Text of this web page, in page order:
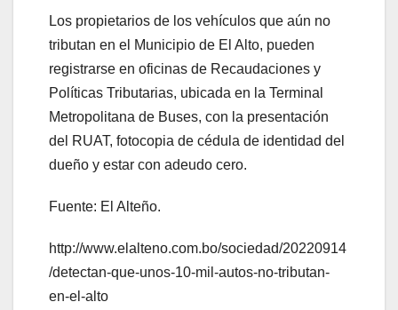
Los propietarios de los vehículos que aún no
tributan en el Municipio de El Alto, pueden
registrarse en oficinas de Recaudaciones y
Políticas Tributarias, ubicada en la Terminal
Metropolitana de Buses, con la presentación
del RUAT, fotocopia de cédula de identidad del
dueño y estar con adeudo cero.
Fuente: El Alteño.
http://www.elalteno.com.bo/sociedad/20220914
/detectan-que-unos-10-mil-autos-no-tributan-
en-el-alto